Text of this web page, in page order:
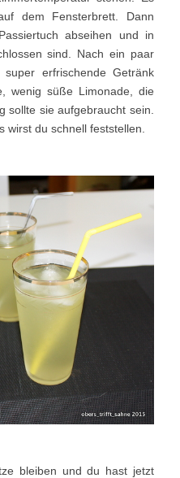
dem Fensterbrett. Dann
abseihen und in
sind. Nach ein paar
erfrischende Getränk
wenig süße Limonade, die
sollte sie aufgebraucht sein.
wirst du schnell feststellen.
bleiben und du hast jetzt